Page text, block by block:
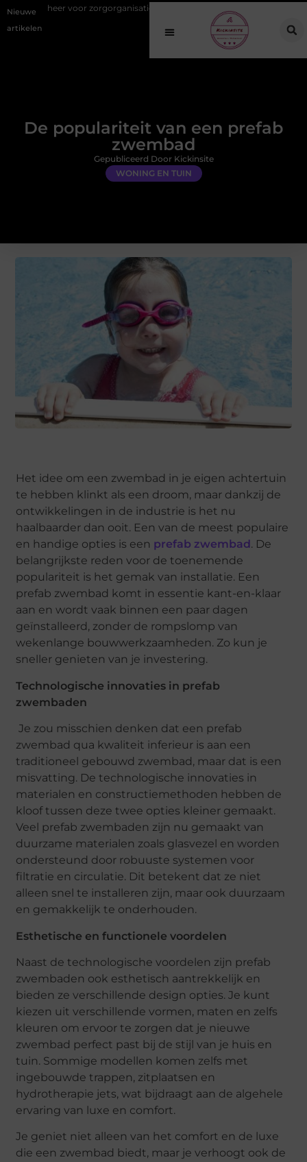
Nieuwe
artikelen
zorgorganisaties EMS training: slimmer sporten met een modern
De populariteit van een prefab
zwembad
WONING EN TUIN
Gepubliceerd Door Kickinsite
Het idee om een zwembad in je eigen achtertuin
te hebben klinkt als een droom, maar dankzij de
ontwikkelingen in de industrie is het nu
haalbaarder dan ooit. Een van de meest populaire
en handige opties is een prefab zwembad . De
belangrijkste reden voor de toenemende
populariteit is het gemak van installatie. Een
prefab zwembad komt in essentie kant-en-klaar
aan en wordt vaak binnen een paar dagen
geïnstalleerd, zonder de rompslomp van
wekenlange bouwwerkzaamheden. Zo kun je
sneller genieten van je investering.
Technologische innovaties in prefab
zwembaden
Je zou misschien denken dat een prefab
zwembad qua kwaliteit inferieur is aan een
traditioneel gebouwd zwembad, maar dat is een
misvatting. De technologische innovaties in
materialen en constructiemethoden hebben de
kloof tussen deze twee opties kleiner gemaakt.
Veel prefab zwembaden zijn nu gemaakt van
duurzame materialen zoals glasvezel en worden
ondersteund door robuuste systemen voor
filtratie en circulatie. Dit betekent dat ze niet
alleen snel te installeren zijn, maar ook duurzaam
en gemakkelijk te onderhouden.
Esthetische en functionele voordelen
Naast de technologische voordelen zijn prefab
zwembaden ook esthetisch aantrekkelijk en
bieden ze verschillende design opties. Je kunt
kiezen uit verschillende vormen, maten en zelfs
kleuren om ervoor te zorgen dat je nieuwe
zwembad perfect past bij de stijl van je huis en
tuin. Sommige modellen komen zelfs met
ingebouwde trappen, zitplaatsen en
hydrotherapie jets, wat bijdraagt aan de algehele
ervaring van luxe en comfort.
Je geniet niet alleen van het comfort en de luxe
die een zwembad biedt, maar je verhoogt ook de